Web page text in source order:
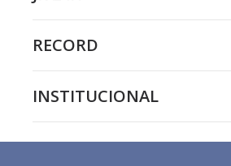
RECORD
INSTITUCIONAL